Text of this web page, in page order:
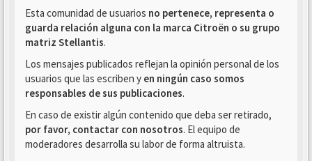
Esta comunidad de usuarios no pertenece, representa o
guarda relación alguna con la marca Citroën o su grupo
matriz Stellantis.
Los mensajes publicados reflejan la opinión personal de los
usuarios que las escriben y en ningún caso somos
responsables de sus publicaciones.
En caso de existir algún contenido que deba ser retirado,
por favor, contactar con nosotros. El equipo de
moderadores desarrolla su labor de forma altruista.